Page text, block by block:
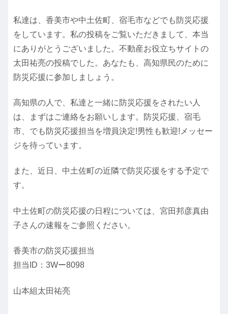
私達は、香美市や中土佐町、宿毛市などでも防災応援
をしています。私の投稿をご覧いただきまして、本当
にありがとうございました。不動産お役立ちサイトの
太田祐亮の投稿でした。あなたも、高知県民のために
防災応援に参加しましょう。
高知県の人で、私達と一緒に防災応援をされたい人
は、まずはご連絡をお願いします。防災応援、宿毛
市、でも防災応援担当を増員決定!男性も歓迎!メッセー
ジを待っています。
また、近日、中土佐町の近隣で防災応援をする予定で
す。
中土佐町の防災応援の日程については、宮田邦彦真由
子さんの速報をご参照ください。
香美市の防災応援担当
担当ID：3Wー8098
山本組太田祐亮